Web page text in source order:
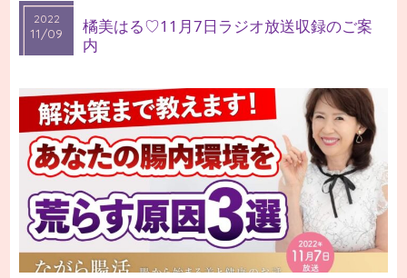
2022
11/09
2022
11/09
橘美はる♡11月7日ラジオ放送収録のご案
内